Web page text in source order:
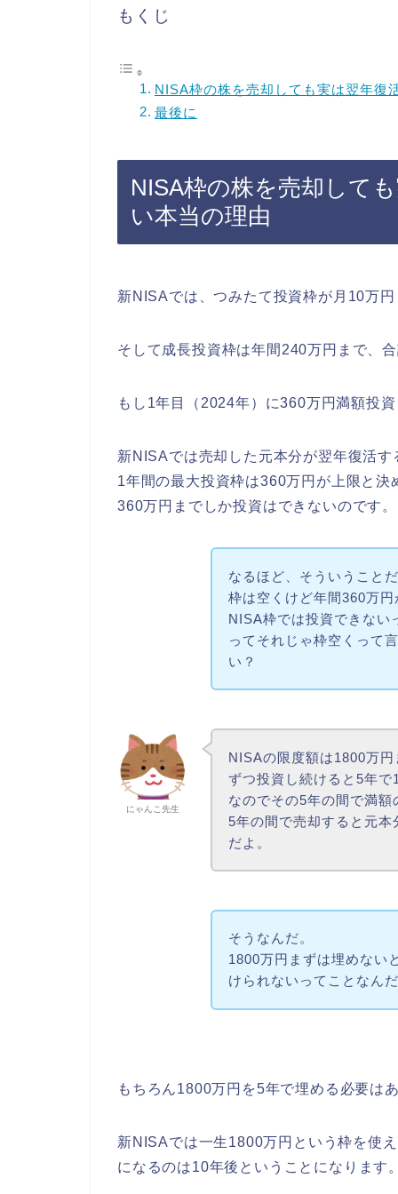
もくじ
NISA枠の株を売却しても実は翌年復
最後に
NISA枠の株を売却して
い本当の理由
新NISAでは、つみたて投資枠が月10万
そして成長投資枠は年間240万円まで、
もし1年目（2024年）に360万円満額投
新NISAでは売却した元本分が翌年復活
1年間の最大投資枠は360万円が上限と
360万円までしか投資はできないのです。
なるほど、そういうこと
枠は空くけど年間360万
NISA枠では投資できない
ってそれじゃ枠空くって
い？
にゃんこ先生
NISAの限度額は1800万
ずつ投資し続けると5年
なのでその5年の間で満
5年の間で売却すると元
だよ。
そうなんだ。
1800万円まずは埋めない
けられないってことなん
もちろん1800万円を5年で埋める必要は
新NISAでは一生1800万円という枠を使
になるのは10年後ということになります